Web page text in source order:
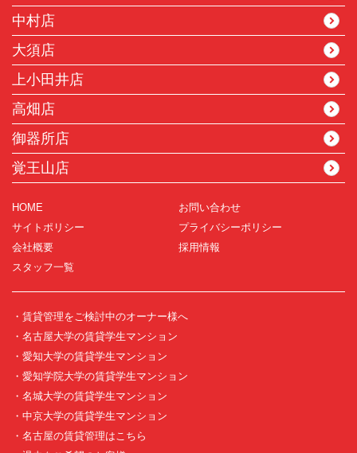
中村店
大須店
上小田井店
高畑店
御器所店
覚王山店
HOME
お問い合わせ
サイトポリシー
プライバシーポリシー
会社概要
採用情報
スタッフ一覧
・賃貸管理をご検討中のオーナー様へ
・名古屋大学の賃貸学生マンション
・愛知大学の賃貸学生マンション
・愛知学院大学の賃貸学生マンション
・名城大学の賃貸学生マンション
・中京大学の賃貸学生マンション
・名古屋の賃貸管理はこちら